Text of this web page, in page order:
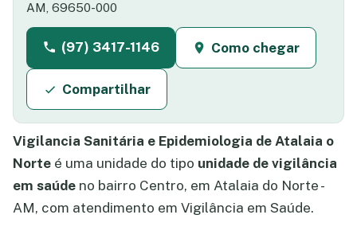
AM, 69650-000
(97) 3417-1146 Como chegar
Compartilhar
Vigilancia Sanitária e Epidemiologia de Atalaia o
Norte é uma unidade do tipo unidade de vigilância
em saúde no bairro Centro, em Atalaia do Norte -
AM, com atendimento em Vigilância em Saúde.